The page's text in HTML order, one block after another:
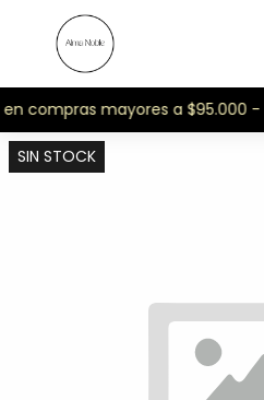
compras mayores a $95.000 -
SIN STOCK